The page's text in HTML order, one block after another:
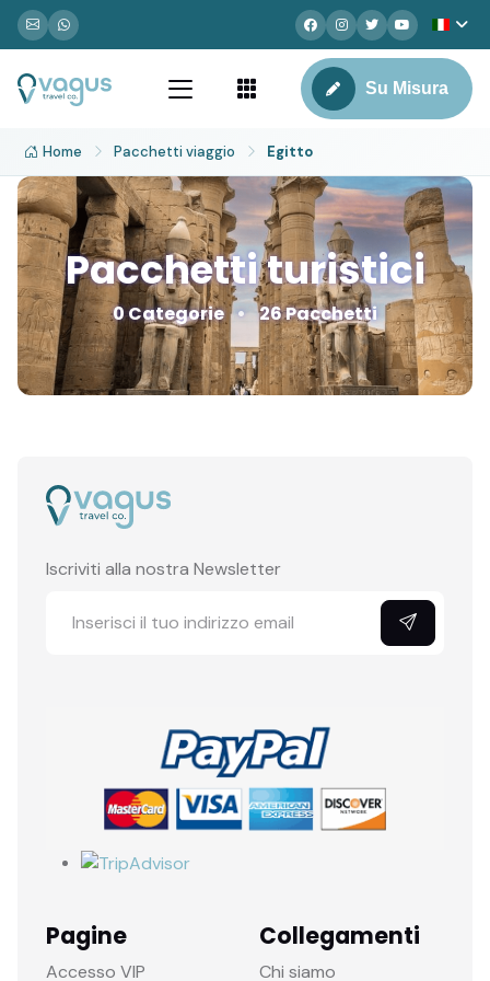
Su Misura
Home Pacchetti viaggio Egitto
Pacchetti turistici
0 Categorie 26 Pacchetti
Iscriviti alla nostra Newsletter
Pagine
Accesso VIP
Collegamenti
Chi siamo